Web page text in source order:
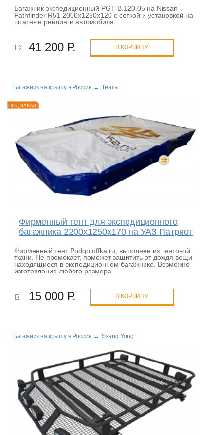
Багажник экспедиционный PGT-B.120.05 на Nissan
Pathfinder R51 2000х1250х120 с сеткой и установкой на
штатные рейлинги автомобиля.
41 200 Р. В КОРЗИНУ
Багажник на крышу в России → Тенты
ПОД ЗАКАЗ
Фирменный тент для экспедиционного
багажника 2200х1250х170 на УАЗ Патриот
Фирменный тент Podgotoffka.ru, выполнен из тентовой
ткани. Не промокает, поможет защитить от дождя вещи
находящиеся в экспедиционном багажнике. Возможно
изготовление любого размера.
15 000 Р. В КОРЗИНУ
Багажник на крышу в России → Ssang Yong